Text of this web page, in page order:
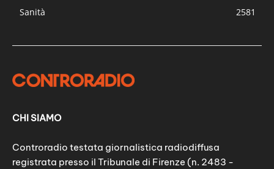
Sanità
2581
CHI SIAMO
Controradio testata giornalistica radiodiffusa
registrata presso il Tribunale di Firenze (n. 2483 -